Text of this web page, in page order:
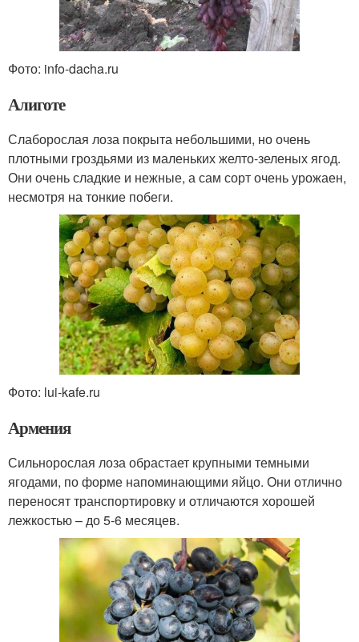
Фото: info-dacha.ru
Алиготе
Слаборослая лоза покрыта небольшими, но очень
плотными гроздьями из маленьких желто-зеленых ягод.
Они очень сладкие и нежные, а сам сорт очень урожаен,
несмотря на тонкие побеги.
Фото: lui-kafe.ru
Армения
Сильнорослая лоза обрастает крупными темными
ягодами, по форме напоминающими яйцо. Они отлично
переносят транспортировку и отличаются хорошей
лежкостью – до 5-6 месяцев.